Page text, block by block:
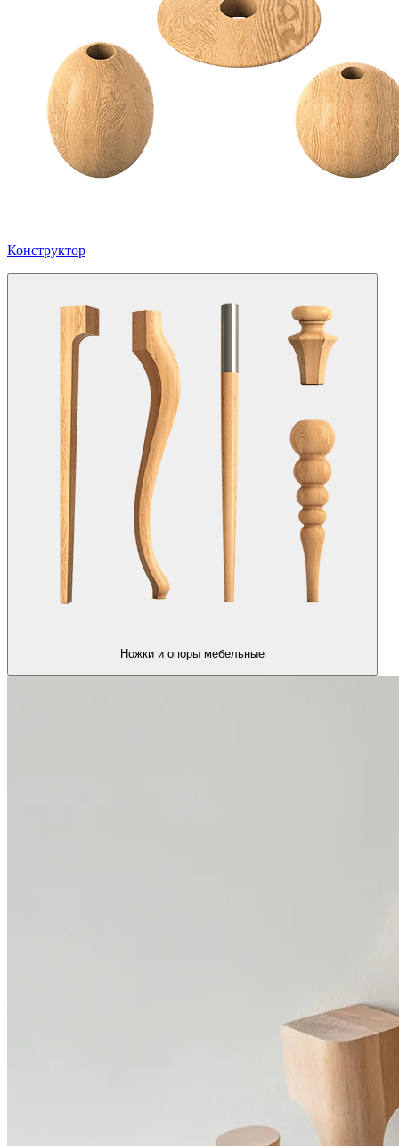
Конструктор
Ножки и опоры мебельные